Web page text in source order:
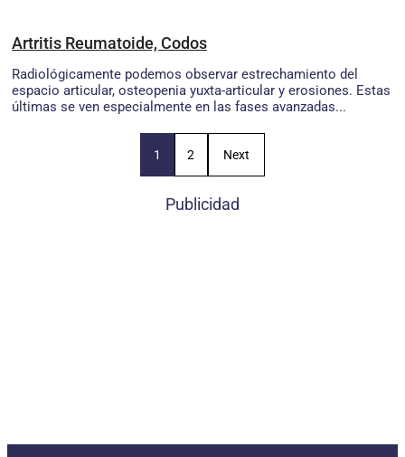
Artritis Reumatoide, Codos
Radiológicamente podemos observar estrechamiento del
espacio articular, osteopenia yuxta-articular y erosiones. Estas
últimas se ven especialmente en las fases avanzadas...
1 2 Next
Publicidad